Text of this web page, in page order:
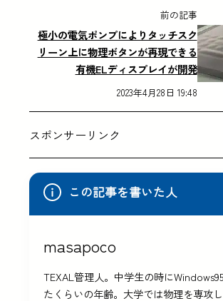
前の記事
極小の電気ポンプによりタッチスク
リーン上に物理ボタンが再現できる
有機ELディスプレイが開発
2023年4月28日 19:48
スポンサーリンク
この記事を書いた人
masapoco
TEXAL管理人。中学生の時に
たくらいの年齢。大学では物理を専攻